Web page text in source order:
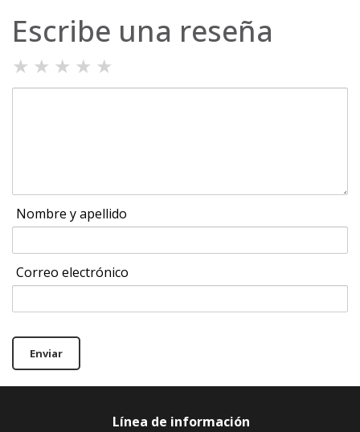
Escribe una reseña
★ ★ ★ ★ ★
Nombre y apellido
Correo electrónico
Enviar
Línea de información